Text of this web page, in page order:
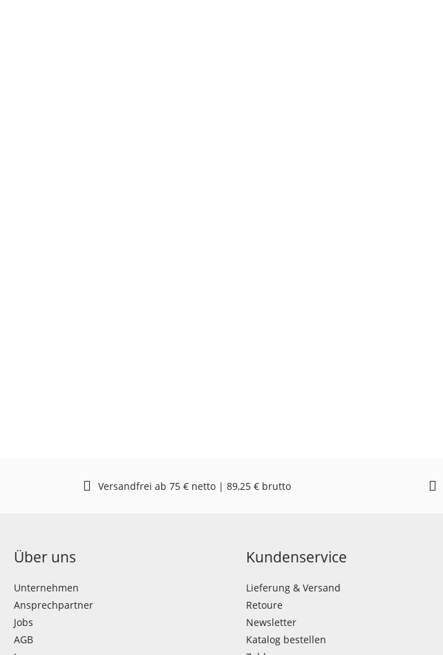
Versandfrei ab 75 € netto | 89,25 € brutto
Über uns
Unternehmen
Ansprechpartner
Jobs
AGB
Kundenservice
Lieferung & Versand
Retoure
Newsletter
Katalog bestellen